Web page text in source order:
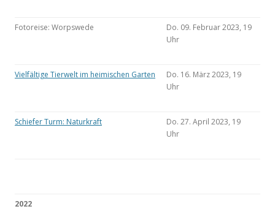
Fotoreise: Worpswede
Do. 09. Februar 2023, 19
Uhr
Vielfältige Tierwelt im heimischen Garten
Do. 16. März 2023, 19
Uhr
Schiefer Turm: Naturkraft
Do. 27. April 2023, 19
Uhr
2022